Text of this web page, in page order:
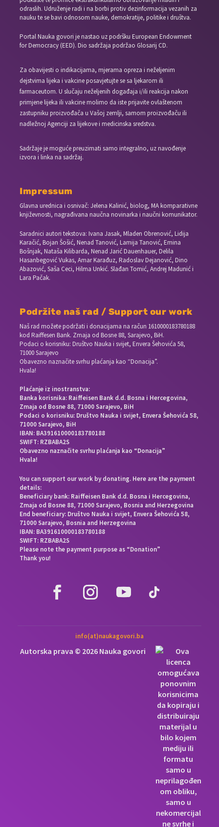
odraslih. Udruženje radi i na borbi protiv dezinformacija vezanih za
nauku te se bavi odnosom nauke, demokratije, politike i društva.
Portal Nauka govori je nastao uz podršku European Endowment
for Democracy (EED). Dio sadržaja podržao Glosarij CD.
Za obavijesti o indikacijama, mjerama opreza i neželjenim
dejstvima lijeka i vakcine posavjetujte se sa ljekarom ili
farmaceutom. U slučaju neželjenih događaja i/ili reakcija nakon
primjene lijeka ili vakcine molimo da iste prijavite ovlaštenom
zastupniku proizvođača u Vašoj zemlji, samom proizvođaču ili
nadležnoj Agenciji za lijekove i medicinska sredstva.
Sadržaje je moguće preuzimati samo integralno, uz navođenje
izvora i linka na sadržaj.
Impressum
Glavna urednica i osnivač: Jelena Kalinić, biolog, MA komparativne
književnosti, nagrađivana naučna novinarka i naučni komunikator.
Saradnici autori tekstova: Ivana Jasak, Mladen Obrenović, Lidija
Karačić, Bojan Šošić, Nenad Tanović, Lamija Tanović, Emina
Bošnjak, Nataša Kilibarda, Nenad Jarić Dauenhauer, Delila
Hasanbegović Vukas, Amar Karađuz, Radoslav Dejanović, Dino
Abazović, Saša Ceci, Hilma Unkić. Slađan Tomić, Andrej Madunić i
Lara Pačak.
Podržite naš rad / Support our work
Naš rad možete podržati i donacijama na račun 1610000183780188
kod Raiffesen Bank. Zmaja od Bosne 88, Sarajevo, BiH.
Podaci o korisniku: Društvo Nauka i svijet, Envera Šehovića 58,
71000 Sarajevo
Obavezno naznačite svrhu plaćanja kao “Donacija”.
Hvala!
Plaćanje iz inostranstva:
Banka korisnika: Raiffeisen Bank d.d. Bosna i Hercegovina,
Zmaja od Bosne 88, 71000 Sarajevo, BiH
Podaci o korisniku: Društvo Nauka i svijet, Envera Šehovića 58,
71000 Sarajevo, BiH
IBAN: BA391610000183780188
SWIFT: RZBABA2S
Obavezno naznačite svrhu plaćanja kao “Donacija”
Hvala!
You can support our work by donating. Here are the payment
details:
Beneficiary bank: Raiffeisen Bank d.d. Bosna i Hercegovina,
Zmaja od Bosne 88, 71000 Sarajevo, Bosnia and Herzegovina
End beneficiary: Društvo Nauka i svijet, Envera Šehovića 58,
71000 Sarajevo, Bosnia and Herzegovina
IBAN: BA391610000183780188
SWIFT: RZBABA2S
Please note the payment purpose as “Donation”
Thank you!
info(at)naukagovori.ba
Autorska prava © 2026 Nauka govori